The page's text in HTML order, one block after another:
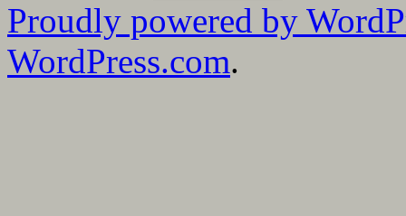
Proudly powered by
WordPress.com.